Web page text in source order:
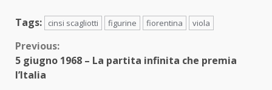
Tags: cinsi scagliotti figurine fiorentina viola
Continue
Reading
Previous:
5 giugno 1968 – La partita infinita che premia
l’Italia